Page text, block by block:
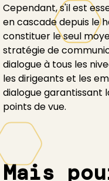
Cependant, s'il est
en cascade depuis le
constituer le seul
stratégie de
dialogue à tous les
les dirigeants et les
dialogue garantissant
points de vue.
Mais